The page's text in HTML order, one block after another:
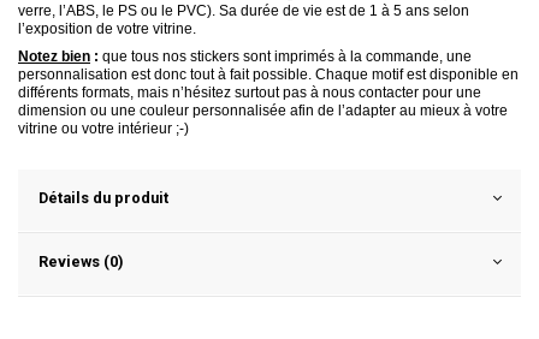
verre, l’ABS, le PS ou le PVC). Sa durée de vie est de 1 à 5 ans selon
l’exposition de votre vitrine.
Notez bien : que tous nos stickers sont imprimés à la commande, une
personnalisation est donc tout à fait possible. Chaque motif est disponible en
différents formats, mais n’hésitez surtout pas à nous contacter pour une
dimension ou une couleur personnalisée afin de l’adapter au mieux à votre
vitrine ou votre intérieur ;-)
Détails du produit
Reviews (0)